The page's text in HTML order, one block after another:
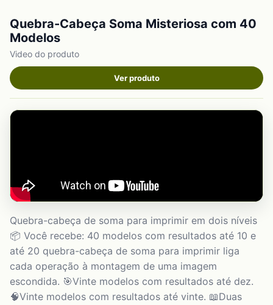
Quebra-Cabeça Soma Misteriosa com 40
Modelos
Video do produto
Ver produto
Quebra-cabeça de soma para imprimir em dois níveis
📦 Você recebe: 40 modelos com resultados até 10 e
até 20 quebra-cabeça de soma para imprimir liga
cada operação à montagem de uma imagem
escondida. 🎯Vinte modelos com resultados até dez.
🧠Vinte modelos com resultados até vinte. 📖Duas